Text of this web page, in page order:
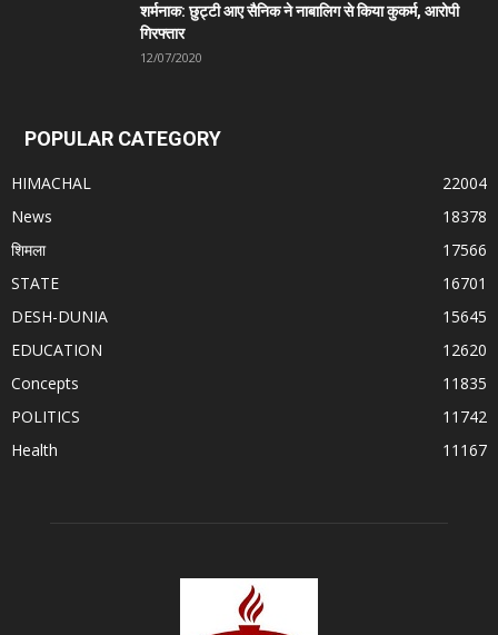
शर्मनाक: छुट्टी आए सैनिक ने नाबालिग से किया कुकर्म, आरोपी
गिरफ्तार
12/07/2020
POPULAR CATEGORY
HIMACHAL
22004
News
18378
शिमला
17566
STATE
16701
DESH-DUNIA
15645
EDUCATION
12620
Concepts
11835
POLITICS
11742
Health
11167